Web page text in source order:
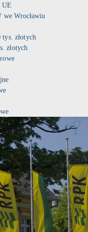
UE
we Wrocławiu
złotych
złotych